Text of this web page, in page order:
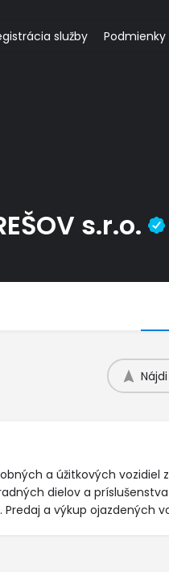
služby Podmienky
s.r.o.
a úžitkových vozidiel
dielov a
a výkup ojazdených